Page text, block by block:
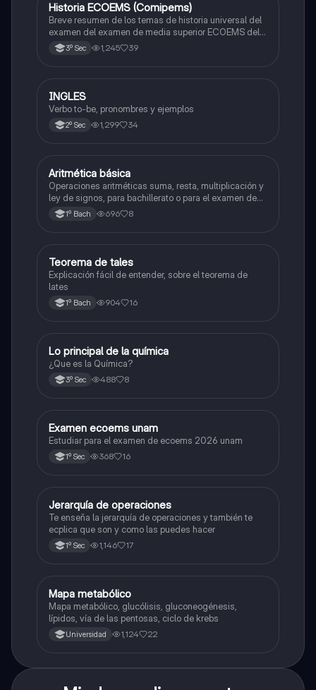
Historia
Historia ECOEMS (Comipems)
Breve resumen de los temas de historia universal del
examen del examen de media superior ECOEMS del
valle de México
3º Sec 1,245 39
Inglés
INGLES
Verbo to-be, pronombres y ejemplos
2º Sec 1,299 34
Matemáticas
Aritmética básica
Operaciones aritméticas suma, resta, multiplicación y
ley de signos, para bachillerato o para el examen de
admisión a la universidad
1º Bach 696 8
Matemáticas
Teorema de tales
Explicación fácil de entender, sobre el teorema de
lates
1º Bach 904 16
Química
Lo principal de la química
¿Que es la Química?
3º Sec 488 8
Español
Examen ecoems unam
Estudiar para el examen de ecoems 2026 unam
1º Sec 368 16
Matemáticas
Jerarquía de operaciones
Te enseña la jerarquía de operaciones y también te
ecplica que son y como las puedes hacer
1º Sec 1,146 17
Biología
Mapa metabólico
Mapa metabólico, glucólisis, gluconeogénesis,
lípidos, vía de las pentosas, ciclo de krebs
Universidad 1,124 22